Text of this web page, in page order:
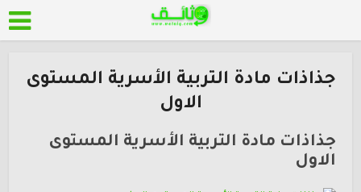
جذاذات مادة التربية الأسرية المستوى
الاول
جذاذات مادة التربية الأسرية المستوى
الاول